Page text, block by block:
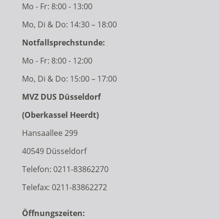
Mo - Fr: 8:00 - 13:00
Mo, Di & Do: 14:30 – 18:00
Notfallsprechstunde:
Mo - Fr: 8:00 - 12:00
Mo, Di & Do: 15:00 – 17:00
MVZ DUS Düsseldorf
(Oberkassel Heerdt)
Hansaallee 299
40549 Düsseldorf
Telefon: 0211-83862270
Telefax: 0211-83862272
Öffnungszeiten: